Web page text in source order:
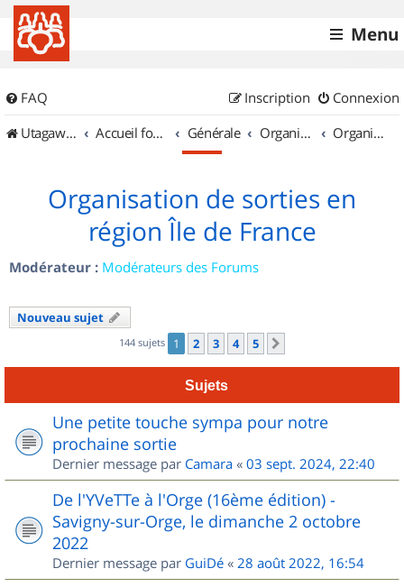
Menu
FAQ Connexion
Inscription
UtagawaVTT (Randos VTT et VTTAE avec traces GPS)
Accueil forum Générale Organisation de sorties & Recherche de partenaires Organisation de sorties en région Île de France
Organisation de sorties en
région Île de France
Modérateur : Modérateurs des Forums
Nouveau sujet
144 sujets 1 2 3 4 5
Sujets
Une petite touche sympa pour notre
prochaine sortie
Dernier message par Camara « 03 sept. 2024, 22:40
De l'YVeTTe à l'Orge (16ème édition) -
Savigny-sur-Orge, le dimanche 2 octobre
2022
Dernier message par GuiDé « 28 août 2022, 16:54